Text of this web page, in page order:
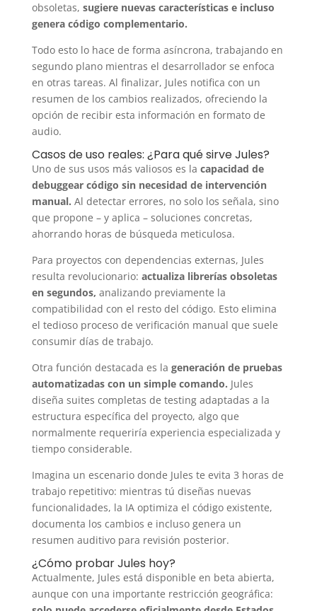
obsoletas, sugiere nuevas características e incluso
genera código complementario.
Todo esto lo hace de forma asíncrona, trabajando en
segundo plano mientras el desarrollador se enfoca
en otras tareas. Al finalizar, Jules notifica con un
resumen de los cambios realizados, ofreciendo la
opción de recibir esta información en formato de
audio.
Casos de uso reales: ¿Para qué sirve Jules?
Uno de sus usos más valiosos es la capacidad de
debuggear código sin necesidad de intervención
manual. Al detectar errores, no solo los señala, sino
que propone – y aplica – soluciones concretas,
ahorrando horas de búsqueda meticulosa.
Para proyectos con dependencias externas, Jules
resulta revolucionario: actualiza librerías obsoletas
en segundos, analizando previamente la
compatibilidad con el resto del código. Esto elimina
el tedioso proceso de verificación manual que suele
consumir días de trabajo.
Otra función destacada es la generación de pruebas
automatizadas con un simple comando. Jules
diseña suites completas de testing adaptadas a la
estructura específica del proyecto, algo que
normalmente requeriría experiencia especializada y
tiempo considerable.
Imagina un escenario donde Jules te evita 3 horas de
trabajo repetitivo: mientras tú diseñas nuevas
funcionalidades, la IA optimiza el código existente,
documenta los cambios e incluso genera un
resumen auditivo para revisión posterior.
¿Cómo probar Jules hoy?
Actualmente, Jules está disponible en beta abierta,
aunque con una importante restricción geográfica: